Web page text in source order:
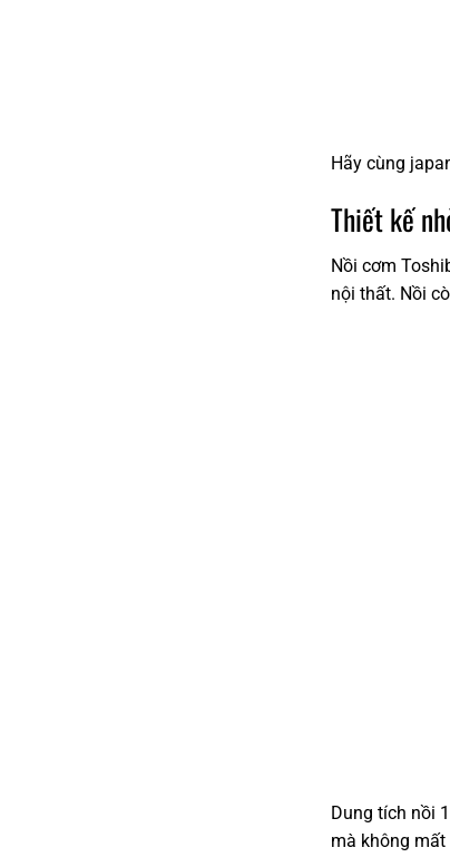
Hãy cùng
Thiết kế
Nồi cơm
nội thất. Nồi
Dung tích nồi
mà không